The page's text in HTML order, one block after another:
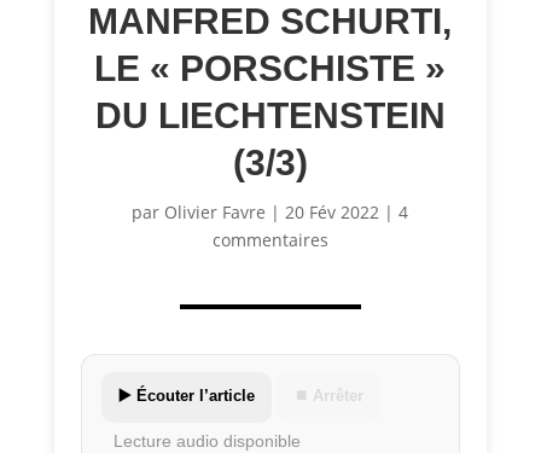
MANFRED SCHURTI,
LE « PORSCHISTE »
DU LIECHTENSTEIN
(3/3)
par Olivier Favre |20 Fév 2022 |4
commentaires
▶️ Écouter l’article ⏹ Arrêter
Lecture audio disponible